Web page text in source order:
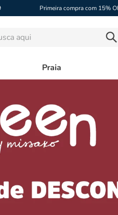
Primeira compra com 15%
aqui
Praia